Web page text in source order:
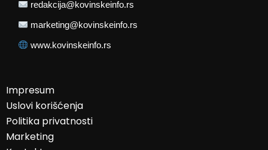
redakcija@kovinskeinfo.rs
marketing@kovinskeinfo.rs
www.kovinskeinfo.rs
Impresum
Uslovi korišćenja
Politika privatnosti
Marketing